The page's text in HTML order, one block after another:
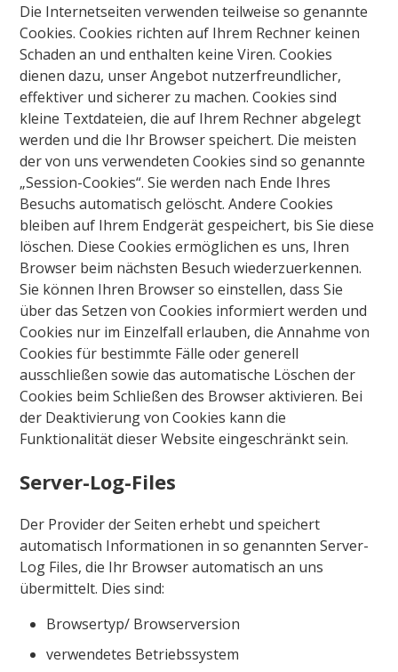
Die Internetseiten verwenden teilweise so genannte
Cookies. Cookies richten auf Ihrem Rechner keinen
Schaden an und enthalten keine Viren. Cookies
dienen dazu, unser Angebot nutzerfreundlicher,
effektiver und sicherer zu machen. Cookies sind
kleine Textdateien, die auf Ihrem Rechner abgelegt
werden und die Ihr Browser speichert. Die meisten
der von uns verwendeten Cookies sind so genannte
„Session-Cookies“. Sie werden nach Ende Ihres
Besuchs automatisch gelöscht. Andere Cookies
bleiben auf Ihrem Endgerät gespeichert, bis Sie diese
löschen. Diese Cookies ermöglichen es uns, Ihren
Browser beim nächsten Besuch wiederzuerkennen.
Sie können Ihren Browser so einstellen, dass Sie
über das Setzen von Cookies informiert werden und
Cookies nur im Einzelfall erlauben, die Annahme von
Cookies für bestimmte Fälle oder generell
ausschließen sowie das automatische Löschen der
Cookies beim Schließen des Browser aktivieren. Bei
der Deaktivierung von Cookies kann die
Funktionalität dieser Website eingeschränkt sein.
Server-Log-Files
Der Provider der Seiten erhebt und speichert
automatisch Informationen in so genannten Server-
Log Files, die Ihr Browser automatisch an uns
übermittelt. Dies sind:
Browsertyp/ Browserversion
verwendetes Betriebssystem